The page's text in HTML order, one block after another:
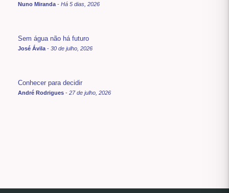
Nuno Miranda - Há 5 dias, 2026
Sem água não há futuro
José Ávila - 30 de julho, 2026
Conhecer para decidir
André Rodrigues - 27 de julho, 2026